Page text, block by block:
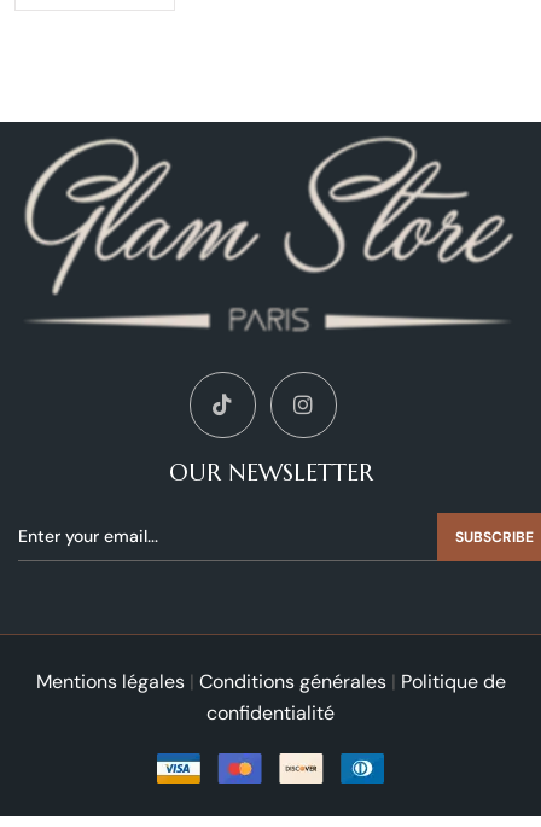
OUR NEWSLETTER
SUBSCRIBE
Mentions légales| Conditions générales| Politique de
confidentialité